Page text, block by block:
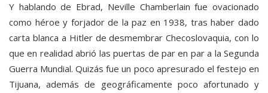
Y hablando de Ebrad, Neville Chamberlain fue ovacionado
como héroe y forjador de la paz en 1938, tras haber dado
carta blanca a Hitler de desmembrar Checoslovaquia, con lo
que en realidad abrió las puertas de par en par a la Segunda
Guerra Mundial. Quizás fue un poco apresurado el festejo en
Tijuana, además de geográficamente poco afortunado y